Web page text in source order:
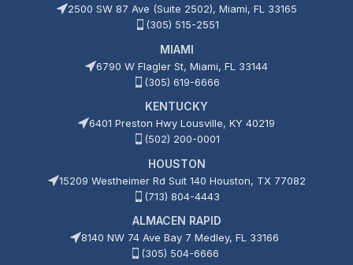
2500 SW 87 Ave (Suite 2502), Miami, FL 33165
(305) 515-2551
MIAMI
6790 W Flagler St, Miami, FL 33144
(305) 619-6666
KENTUCKY
6401 Preston Hwy Lousville, KY 40219
(502) 200-0001
HOUSTON
15209 Westheimer Rd Suit 140 Houston, TX 77082
(713) 804-4443
ALMACEN RAPID
8140 NW 74 Ave Bay 7 Medley, FL 33166
(305) 504-6666